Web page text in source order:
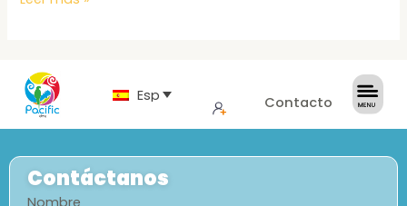
Español Contacto
Contáctanos
Nombre